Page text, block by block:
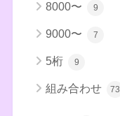
8000〜 9
9000〜 7
5桁 9
組み合わせ 73